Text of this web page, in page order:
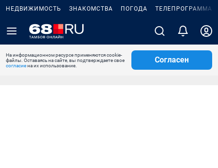
НЕДВИЖИМОСТЬ ЗНАКОМСТВА ПОГОДА ТЕЛЕПРОГРАММА
На информационном ресурсе применяются cookie-
файлы. Оставаясь на сайте, вы подтверждаете свое
согласиена их использование.
Согласен